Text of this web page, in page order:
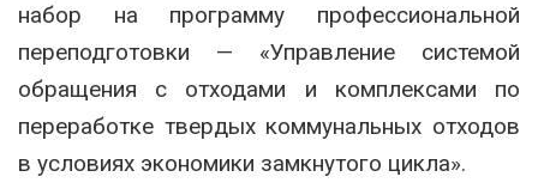
набор на программу профессиональной
переподготовки — «Управление системой
обращения с отходами и комплексами по
переработке твердых коммунальных отходов
в условиях экономики замкнутого цикла».